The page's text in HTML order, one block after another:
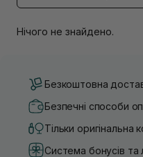
Нічого не знайдено.
Безкоштовна
Безпечні способи
Тільки оригінальна
Система бонусів та